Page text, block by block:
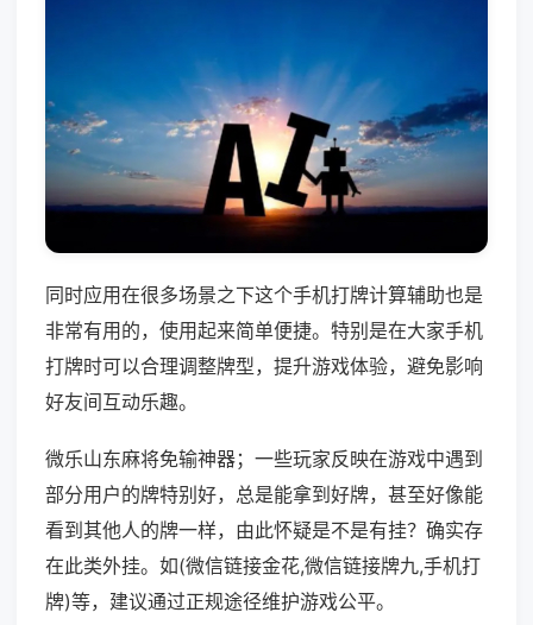
同时应用在很多场景之下这个手机打牌计算辅助也是
非常有用的，使用起来简单便捷。特别是在大家手机
打牌时可以合理调整牌型，提升游戏体验，避免影响
好友间互动乐趣。
微乐山东麻将免输神器；一些玩家反映在游戏中遇到
部分用户的牌特别好，总是能拿到好牌，甚至好像能
看到其他人的牌一样，由此怀疑是不是有挂？确实存
在此类外挂。如(微信链接金花,微信链接牌九,手机打
牌)等，建议通过正规途径维护游戏公平。